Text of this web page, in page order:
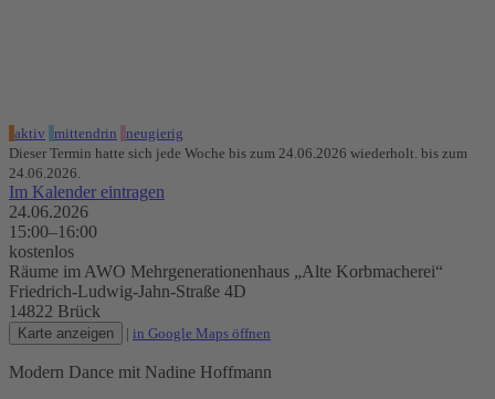
aktiv mittendrin neugierig
Dieser Termin hatte sich jede Woche bis zum 24.06.2026 wiederholt. bis zum
24.06.2026.
Im Kalender eintragen
24.06.2026
15:00–16:00
kostenlos
Räume im AWO Mehrgenerationenhaus „Alte Korbmacherei“
Friedrich-Ludwig-Jahn-Straße 4D
14822 Brück
Karte anzeigen | in Google Maps öffnen
Modern Dance mit Nadine Hoffmann